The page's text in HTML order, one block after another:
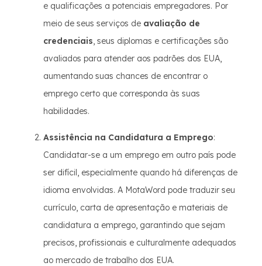
e qualificações a potenciais empregadores. Por
meio de seus serviços de avaliação de
credenciais, seus diplomas e certificações são
avaliados para atender aos padrões dos EUA,
aumentando suas chances de encontrar o
emprego certo que corresponda às suas
habilidades.
Assistência na Candidatura a Emprego:
Candidatar-se a um emprego em outro país pode
ser difícil, especialmente quando há diferenças de
idioma envolvidas. A MotaWord pode traduzir seu
currículo, carta de apresentação e materiais de
candidatura a emprego, garantindo que sejam
precisos, profissionais e culturalmente adequados
ao mercado de trabalho dos EUA.